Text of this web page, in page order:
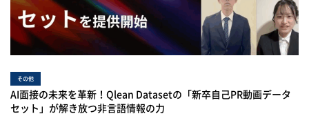
その他
AI面接の未来を革新！Qlean Datasetの「新卒自己PR動画データ
セット」が解き放つ非言語情報の力